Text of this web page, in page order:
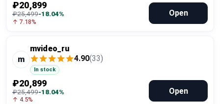
₽20,899
₽25,499-18.04%
↑ 7.18%
Open
m
mvideo_ru
4.90(33)
In stock
₽20,899
₽25,499-18.04%
↑ 4.5%
Open